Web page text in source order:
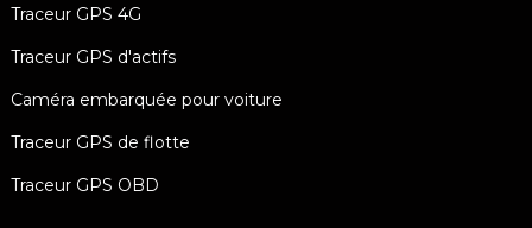
Traceur GPS 4G
Traceur GPS d'actifs
Caméra embarquée pour voiture
Traceur GPS de flotte
Traceur GPS OBD